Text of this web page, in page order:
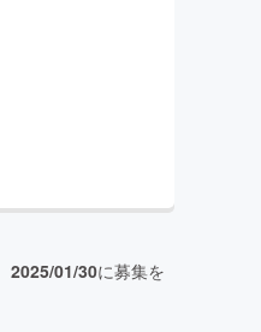
2025/01/30に募集を